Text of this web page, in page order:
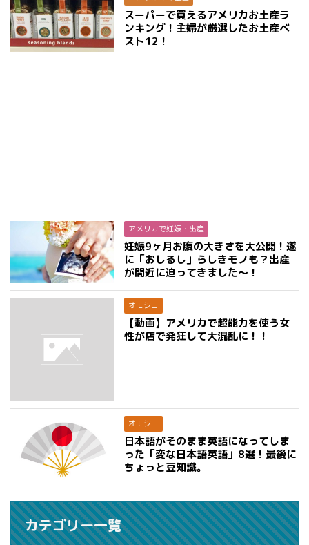
スーパーで買えるアメリカお土産ラ
ンキング！主婦が厳選したお土産ベ
スト12！
アメリカで妊娠・出産
妊娠9ヶ月お腹の大きさを大公開！遂
に「おしるし」らしきモノも？出産
が間近に迫ってきました〜！
オモシロ
【動画】アメリカで超能力を使う女
性が店で発狂して大混乱に！！
オモシロ
日本語がそのまま英語になってしま
った「変な日本語英語」8選！最後に
ちょっと豆知識。
カテゴリー一覧